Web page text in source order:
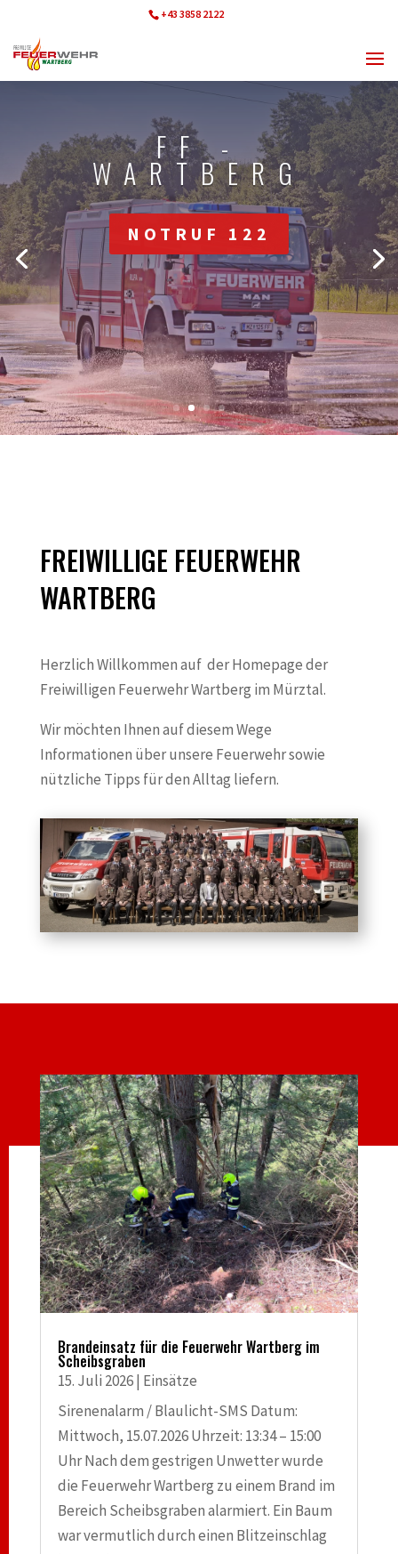
+43 3858 2122
FREIWILLIGE FEUERWEHR
WARTBERG
Herzlich Willkommen auf der Homepage der
Freiwilligen Feuerwehr Wartberg im Mürztal.
Wir möchten Ihnen auf diesem Wege
Informationen über unsere Feuerwehr sowie
nützliche Tipps für den Alltag liefern.
Brandeinsatz für die Feuerwehr Wartberg im
Scheibsgraben
15. Juli 2026| Einsätze
Sirenenalarm / Blaulicht-SMS Datum:
Mittwoch, 15.07.2026 Uhrzeit: 13:34 – 15:00
Uhr Nach dem gestrigen Unwetter wurde
die Feuerwehr Wartberg zu einem Brand im
Bereich Scheibsgraben alarmiert. Ein Baum
war vermutlich durch einen Blitzeinschlag